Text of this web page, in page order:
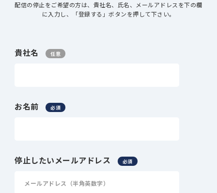
配信の停止をご希望の方は、貴社名、氏名、メールアドレスを下の欄
に入力し、「登録する」ボタンを押して下さい。
貴社名 任意
お名前 必須
停止したいメールアドレス 必須